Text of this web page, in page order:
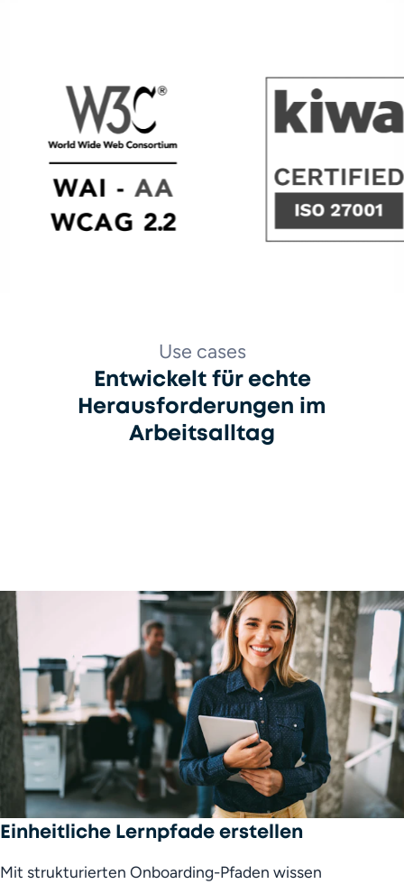
Entwickelt für echte
Herausforderungen im
Arbeitsalltag
Use cases
Einheitliche Lernpfade erstellen
Mit strukturierten Onboarding-Pfaden wissen